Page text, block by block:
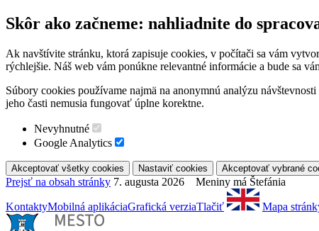
Skôr ako začneme: nahliadnite do
Ak navštívite stránku, ktorá zapisuje cookies, v počítači sa vám
rýchlejšie. Náš web vám ponúkne relevantné informácie a bude sa
Súbory cookies používame najmä na anonymnú analýzu
jeho časti nemusia fungovať úplne korektne.
Nevyhnutné
Google Analytics
Prejsť na obsah stránky 7. augusta 2026 Meniny má Štefánia
KontaktyMobilná aplikáciaGrafická verziaTlačiť Mapa